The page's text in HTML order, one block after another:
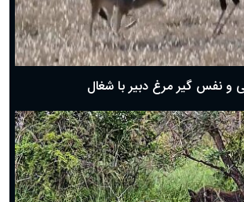
۳۰ بهمن ۱۴۰۴
از دنیا رفت؟
و صمیمانه
و نفس گیر مرغ دبیر با شغال